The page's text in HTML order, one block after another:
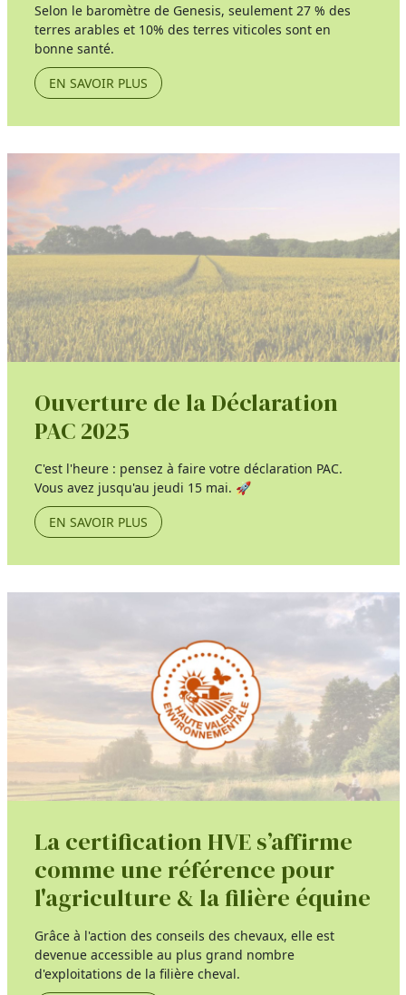
Selon le baromètre de Genesis, seulement 27 % des
terres arables et 10% des terres viticoles sont en
bonne santé.
EN SAVOIR PLUS
Ouverture de la Déclaration
PAC 2025
C'est l'heure : pensez à faire votre déclaration PAC.
Vous avez jusqu'au jeudi 15 mai. 🚀
EN SAVOIR PLUS
La certification HVE s’affirme
comme une référence pour
l'agriculture & la filière équine
Grâce à l'action des conseils des chevaux, elle est
devenue accessible au plus grand nombre
d'exploitations de la filière cheval.